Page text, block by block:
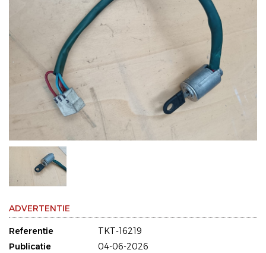
ADVERTENTIE
Referentie
TKT-16219
Publicatie
04-06-2026